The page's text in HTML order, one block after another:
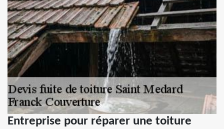
Entreprise pour réparer une toiture